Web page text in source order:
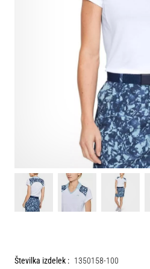
Številka izdelek : 1350158-100